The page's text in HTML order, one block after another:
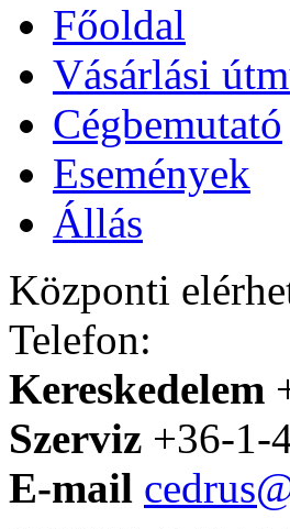
Főoldal
Vásárlási
Cégbemutató
Események
Állás
Központi
Telefon:
Kereskedelem
Szerviz +36-1-
E-mail